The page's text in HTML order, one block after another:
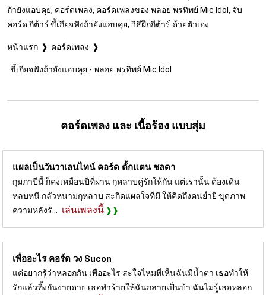
ถ้ายังแอบคุย, คอร์ดเพลง, คอร์ดเพลงของ พลอย พรทิพย์ Mic Idol, จับ
คอร์ด กีต้าร์ ขี้เกียจฟังถ้ายังแอบคุย, วิธีฝึกกีต้าร์ ด้วยตัวเอง
หน้าแรก คอร์ดเพลง
ขี้เกียจฟังถ้ายังแอบคุย - พลอย พรทิพย์ Mic Idol
คอร์ดเพลง และ เนื้อร้อง แบบสุ่ม
แผลเป็นวันวาเลนไทน์ คอร์ด ตั้กแตน ชลดา
กุมภาปีนี้ ก็คงเหมือนปีที่ผ่าน กุหลาบคู่รักให้กัน แต่เรานั้น ต้องเดิน
หลบหนี กลัวหนามกุหลาบ สะกิดแผลใจที่มี ให้คิดถึงคนย่ำยี ขุดภาพ
ความหลังรั... เล่นเพลงนี้
เพื่ออะไร คอร์ด วง Sucon
แค่อยากรู้ว่าหลอกกัน เพื่ออะไร สะใจไหมที่เห็นฉันมีน้ำตา เธอทำให้
รักแล้วทิ้งกันง่ายดาย เธอทำร้ายให้ฉันกลายเป็นบ้า ฉันไม่รู้เธอหลอก